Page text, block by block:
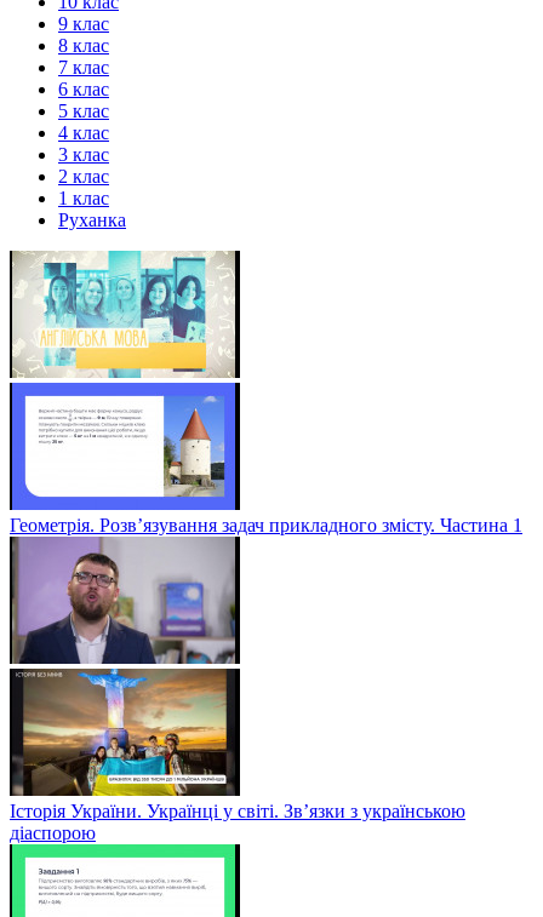
9 клас
8 клас
7 клас
6 клас
5 клас
4 клас
3 клас
2 клас
1 клас
Руханка
Геометрія. Розв’язування задач прикладного змісту. Частина 1
Історія України. Українці у світі. Зв’язки з українською
діаспорою